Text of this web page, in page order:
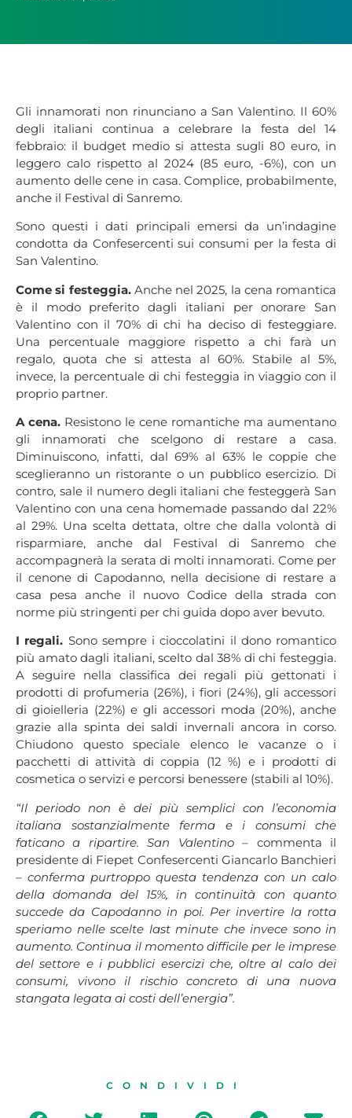
Gli innamorati non rinunciano a San Valentino. Il 60%
degli italiani continua a celebrare la festa del 14
febbraio: il budget medio si attesta sugli 80 euro, in
leggero calo rispetto al 2024 (85 euro, -6%), con un
aumento delle cene in casa. Complice, probabilmente,
anche il Festival di Sanremo.
Sono questi i dati principali emersi da un’indagine
condotta da Confesercenti sui consumi per la festa di
San Valentino.
Come si festeggia.Anche nel 2025, la cena romantica
è il modo preferito dagli italiani per onorare San
Valentino con il 70% di chi ha deciso di festeggiare.
Una percentuale maggiore rispetto a chi farà un
regalo, quota che si attesta al 60%. Stabile al 5%,
invece, la percentuale di chi festeggia in viaggio con il
proprio partner.
A cena. Resistono le cene romantiche ma aumentano
gli innamorati che scelgono di restare a casa.
Diminuiscono, infatti, dal 69% al 63% le coppie che
sceglieranno un ristorante o un pubblico esercizio. Di
contro, sale il numero degli italiani che festeggerà San
Valentino con una cena homemade passando dal 22%
al 29%. Una scelta dettata, oltre che dalla volontà di
risparmiare, anche dal Festival di Sanremo che
accompagnerà la serata di molti innamorati. Come per
il cenone di Capodanno, nella decisione di restare a
casa pesa anche il nuovo Codice della strada con
norme più stringenti per chi guida dopo aver bevuto.
I regali. Sono sempre i cioccolatini il dono romantico
più amato dagli italiani, scelto dal 38% di chi festeggia.
A seguire nella classifica dei regali più gettonati i
prodotti di profumeria (26%), i fiori (24%), gli accessori
di gioielleria (22%) e gli accessori moda (20%), anche
grazie alla spinta dei saldi invernali ancora in corso.
Chiudono questo speciale elenco le vacanze o i
pacchetti di attività di coppia (12 %) e i prodotti di
cosmetica o servizi e percorsi benessere (stabili al 10%).
“Il periodo non è dei più semplici con l’economia
italiana sostanzialmente ferma e i consumi che
faticano a ripartire. San Valentino – commenta il
presidente di Fiepet Confesercenti Giancarlo Banchieri
– conferma purtroppo questa tendenza con un calo
della domanda del 15%, in continuità con quanto
succede da Capodanno in poi. Per invertire la rotta
speriamo nelle scelte last minute che invece sono in
aumento. Continua il momento difficile per le imprese
del settore e i pubblici esercizi che, oltre al calo dei
consumi, vivono il rischio concreto di una nuova
stangata legata ai costi dell’energia”.
CONDIVIDI